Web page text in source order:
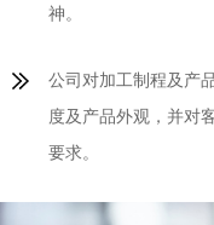
神。
公司对加工制程及产
度及产品外观，并对
要求。